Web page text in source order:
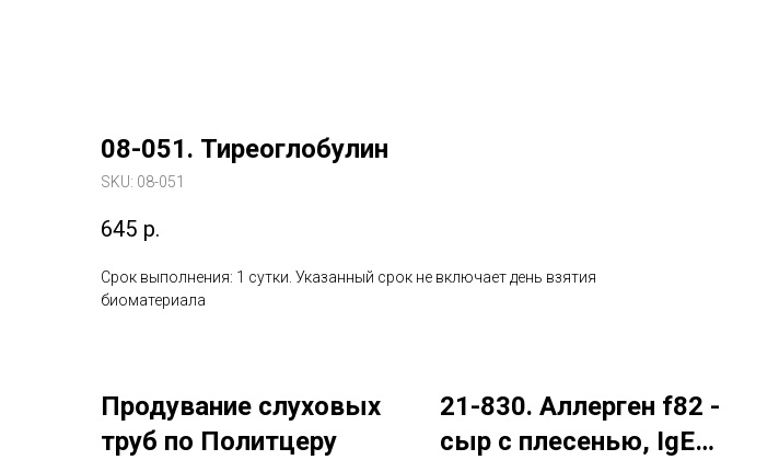
08-051. Тиреоглобулин
SKU: 08-051
645 р.
Срок выполнения: 1 сутки. Указанный срок не включает день взятия
биоматериала
Продувание слуховых
труб по Политцеру
21-830. Аллерген f82 -
сыр с плесенью, IgE